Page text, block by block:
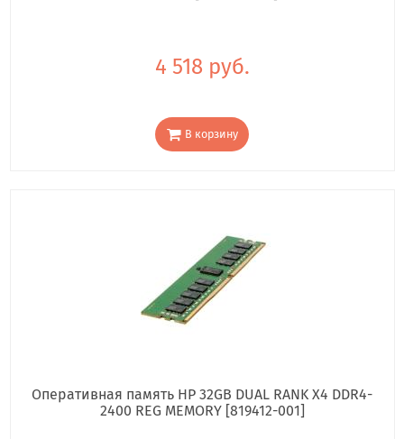
4 518 руб.
В корзину
Оперативная память HP 32GB DUAL RANK X4 DDR4-
2400 REG MEMORY [819412-001]